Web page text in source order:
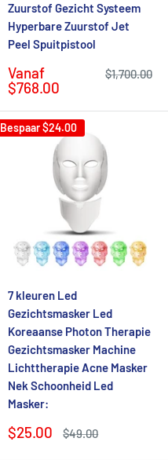
Zuurstof Gezicht Systeem
Hyperbare Zuurstof Jet
Peel Spuitpistool
Verkoopprijs
Vanaf
$768.00
Normale
$1,700.00
Bespaar$24.00
7 kleuren Led
Gezichtsmasker Led
Koreaanse Photon Therapie
Gezichtsmasker Machine
Lichttherapie Acne Masker
Nek Schoonheid Led
Masker:
Verkoopprijs
$25.00
Normale
$49.00